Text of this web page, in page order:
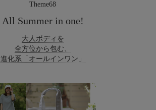
Theme68
All Summer in one!
大人ボディを
全方位から包む、
進化系「オールインワン」